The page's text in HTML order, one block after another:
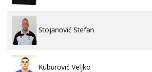
Stojanović Stefan
Kuburović Veljko